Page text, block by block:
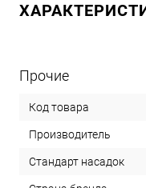
Прочие
Код товара
Производитель
Стандарт насадок